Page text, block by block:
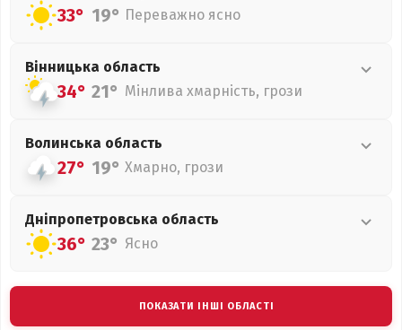
33° 19° Переважно ясно
Вінницька область
34° 21° Мінлива хмарність, грози
Волинська область
27° 19° Хмарно, грози
Дніпропетровська область
36° 23° Ясно
ПОКАЗАТИ ІНШІ ОБЛАСТІ